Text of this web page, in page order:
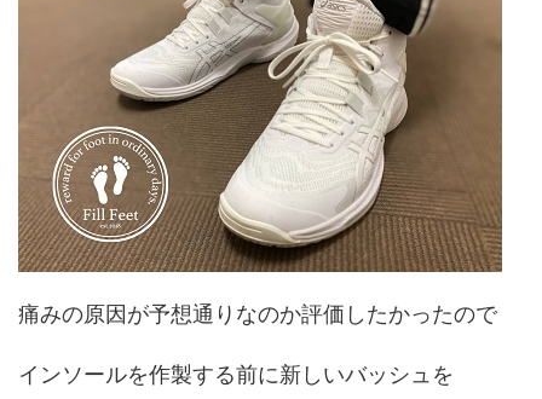
痛みの原因が予想通りなのか評価したかったので
インソールを作製する前に新しいバッシュを